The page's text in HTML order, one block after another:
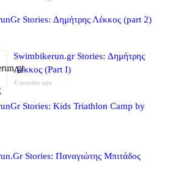
Stories: Δημήτρης Λέκκος (part 2)
Swimbikerun.gr Stories: Δημήτρης
Λέκκος (Part I)
4 months ago
Stories: Kids Triathlon Camp by
Stories: Παναγιώτης Μπιτάδος